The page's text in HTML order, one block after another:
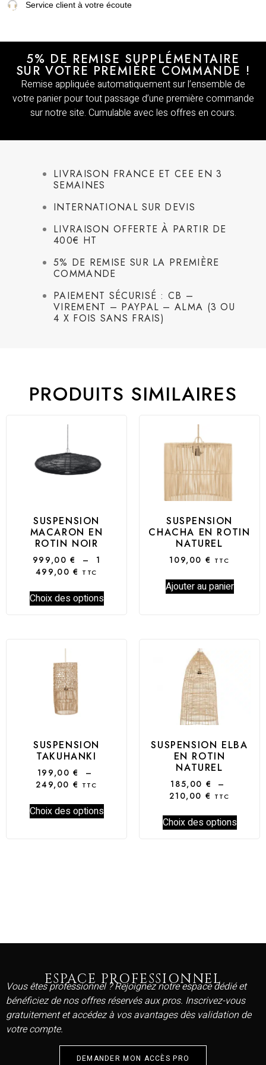
Service client à votre écoute
5% DE REMISE SUPPLÉMENTAIRE
SUR VOTRE PREMIÈRE COMMANDE !
Remise appliquée automatiquement sur l’ensemble de
votre panier pour tout passage d’une première commande
sur notre site. Cumulable avec les offres en cours.
LIVRAISON FRANCE ET CEE EN 3
SEMAINES
INTERNATIONAL SUR DEVIS
LIVRAISON OFFERTE À PARTIR DE
400€ HT
5% DE REMISE SUR LA PREMIÈRE
COMMANDE
PAIEMENT SÉCURISÉ : CB –
VIREMENT – PAYPAL – ALMA (3 OU
4 X FOIS SANS FRAIS)
PRODUITS SIMILAIRES
SUSPENSION
MACARON EN
ROTIN NOIR
999,00 € –
1
499,00€ TTC
Choix des options
SUSPENSION
CHACHA EN ROTIN
NATUREL
109,00 € TTC
Ajouter au panier
SUSPENSION
TAKUHANKI
199,00€
–
249,00 € TTC
Choix des options
SUSPENSION ELBA
EN ROTIN
NATUREL
185,00 €
–
210,00 € TTC
Choix des options
ESPACE PROFESSIONNEL
Vous êtes professionnel ? Rejoignez notre espace dédié et
bénéficiez de nos offres réservés aux pros. Inscrivez-vous
gratuitement et accédez à vos avantages dès validation de
votre compte.
DEMANDER MON ACCÈS PRO